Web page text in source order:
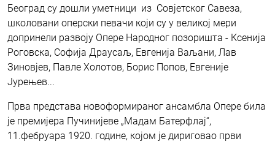
Београд су дошли уметници из Совјетског Савеза,
школовани оперски певачи који су у великој мери
допринели развоју Опере Народног позоришта - Ксенија
Роговска, Софија Драусаљ, Евгенија Ваљани, Лав
Зиновјев, Павле Холотов, Борис Попов, Евгеније
Јурењев...
Прва представа новоформираног ансамбла Опере била
је премијера Пучинијеве „Мадам Батерфлај“,
11.фебруара 1920. године, којом је дириговао први